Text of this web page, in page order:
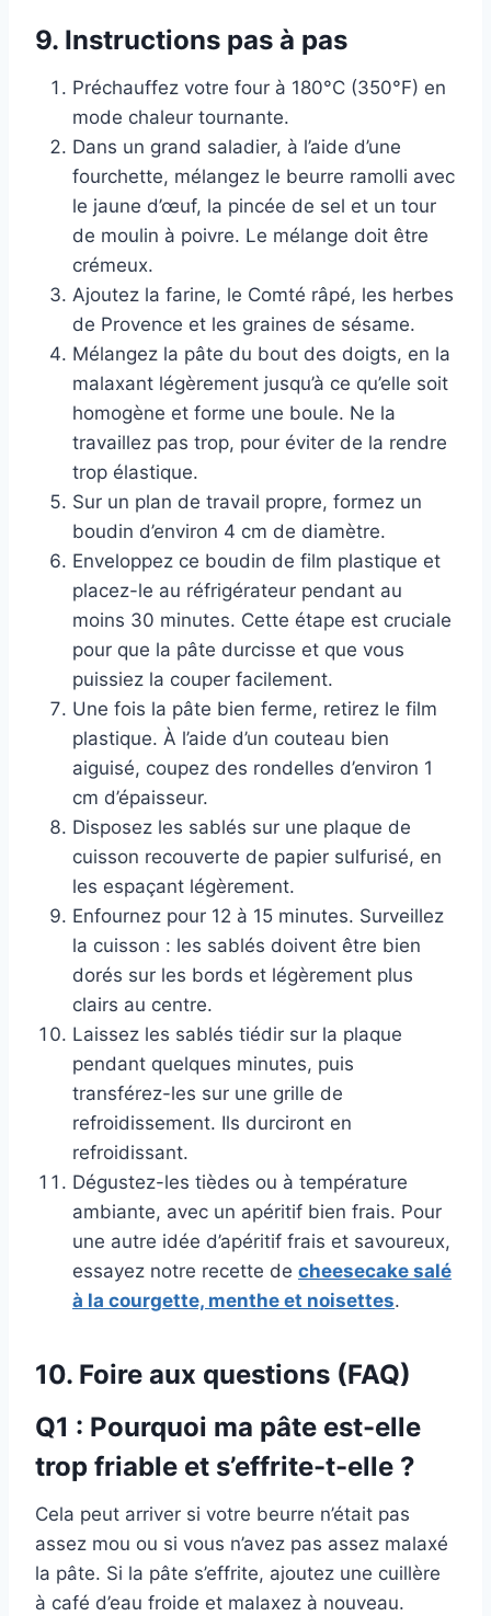
9. Instructions pas à pas
Préchauffez votre four à 180°C (350°F) en
mode chaleur tournante.
Dans un grand saladier, à l’aide d’une
fourchette, mélangez le beurre ramolli avec
le jaune d’œuf, la pincée de sel et un tour
de moulin à poivre. Le mélange doit être
crémeux.
Ajoutez la farine, le Comté râpé, les herbes
de Provence et les graines de sésame.
Mélangez la pâte du bout des doigts, en la
malaxant légèrement jusqu’à ce qu’elle soit
homogène et forme une boule. Ne la
travaillez pas trop, pour éviter de la rendre
trop élastique.
Sur un plan de travail propre, formez un
boudin d’environ 4 cm de diamètre.
Enveloppez ce boudin de film plastique et
placez-le au réfrigérateur pendant au
moins 30 minutes. Cette étape est cruciale
pour que la pâte durcisse et que vous
puissiez la couper facilement.
Une fois la pâte bien ferme, retirez le film
plastique. À l’aide d’un couteau bien
aiguisé, coupez des rondelles d’environ 1
cm d’épaisseur.
Disposez les sablés sur une plaque de
cuisson recouverte de papier sulfurisé, en
les espaçant légèrement.
Enfournez pour 12 à 15 minutes. Surveillez
la cuisson : les sablés doivent être bien
dorés sur les bords et légèrement plus
clairs au centre.
Laissez les sablés tiédir sur la plaque
pendant quelques minutes, puis
transférez-les sur une grille de
refroidissement. Ils durciront en
refroidissant.
Dégustez-les tièdes ou à température
ambiante, avec un apéritif bien frais. Pour
une autre idée d’apéritif frais et savoureux,
essayez notre recette de cheesecake salé
à la courgette, menthe et noisettes.
10. Foire aux questions (FAQ)
Q1 : Pourquoi ma pâte est-elle
trop friable et s’effrite-t-elle ?
Cela peut arriver si votre beurre n’était pas
assez mou ou si vous n’avez pas assez malaxé
la pâte. Si la pâte s’effrite, ajoutez une cuillère
à café d’eau froide et malaxez à nouveau.